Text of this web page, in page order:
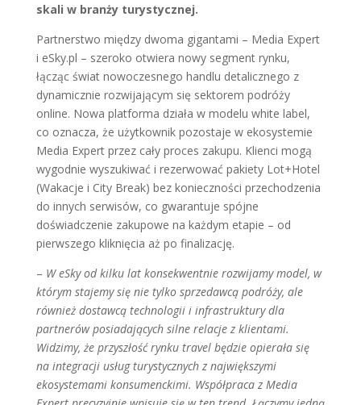
skali w branży turystycznej.
Partnerstwo między dwoma gigantami – Media Expert
i eSky.pl – szeroko otwiera nowy segment rynku,
łącząc świat nowoczesnego handlu detalicznego z
dynamicznie rozwijającym się sektorem podróży
online. Nowa platforma działa w modelu white label,
co oznacza, że użytkownik pozostaje w ekosystemie
Media Expert przez cały proces zakupu. Klienci mogą
wygodnie wyszukiwać i rezerwować pakiety Lot+Hotel
(Wakacje i City Break) bez konieczności przechodzenia
do innych serwisów, co gwarantuje spójne
doświadczenie zakupowe na każdym etapie – od
pierwszego kliknięcia aż po finalizację.
– W eSky od kilku lat konsekwentnie rozwijamy model, w
którym stajemy się nie tylko sprzedawcą podróży, ale
również dostawcą technologii i infrastruktury dla
partnerów posiadających silne relacje z klientami.
Widzimy, że przyszłość rynku travel będzie opierała się
na integracji usług turystycznych z największymi
ekosystemami konsumenckimi. Współpraca z Media